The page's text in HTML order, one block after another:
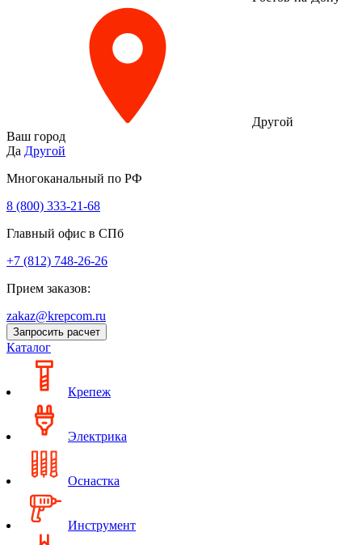
Другой
Ваш город
Да Другой
Многоканальный по РФ
8 (800) 333‑21-68
Главный офис в СПб
+7 (812) 748-26-26
Прием заказов:
zakaz@krepcom.ru
Запросить расчет
Каталог
Крепеж
Электрика
Оснастка
Инструмент